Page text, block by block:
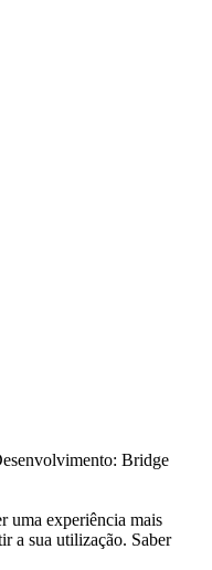
Bridge
uma experiência mais
a sua utilização. Saber